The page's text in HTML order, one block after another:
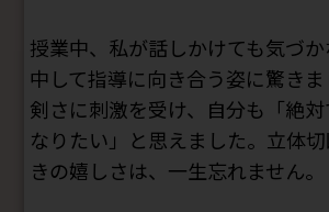
授業中、私が話しかけても気づ
中して指導に向き合う姿に驚き
剣さに刺激を受け、自分も「絶
なりたい」と思えました。立体
きの嬉しさは、一生忘れません。